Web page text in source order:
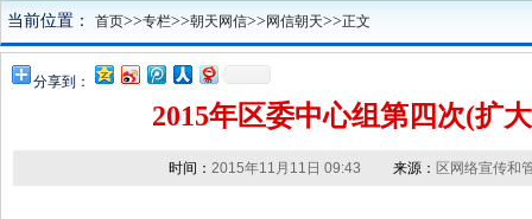
当前位置： 首页>>专栏>>朝天网信>>网信朝天>>正文
分享到：
2015年区委中心组第四次(扩
时间： 2015年11月11日 09:43 来源： 区网络宣传和